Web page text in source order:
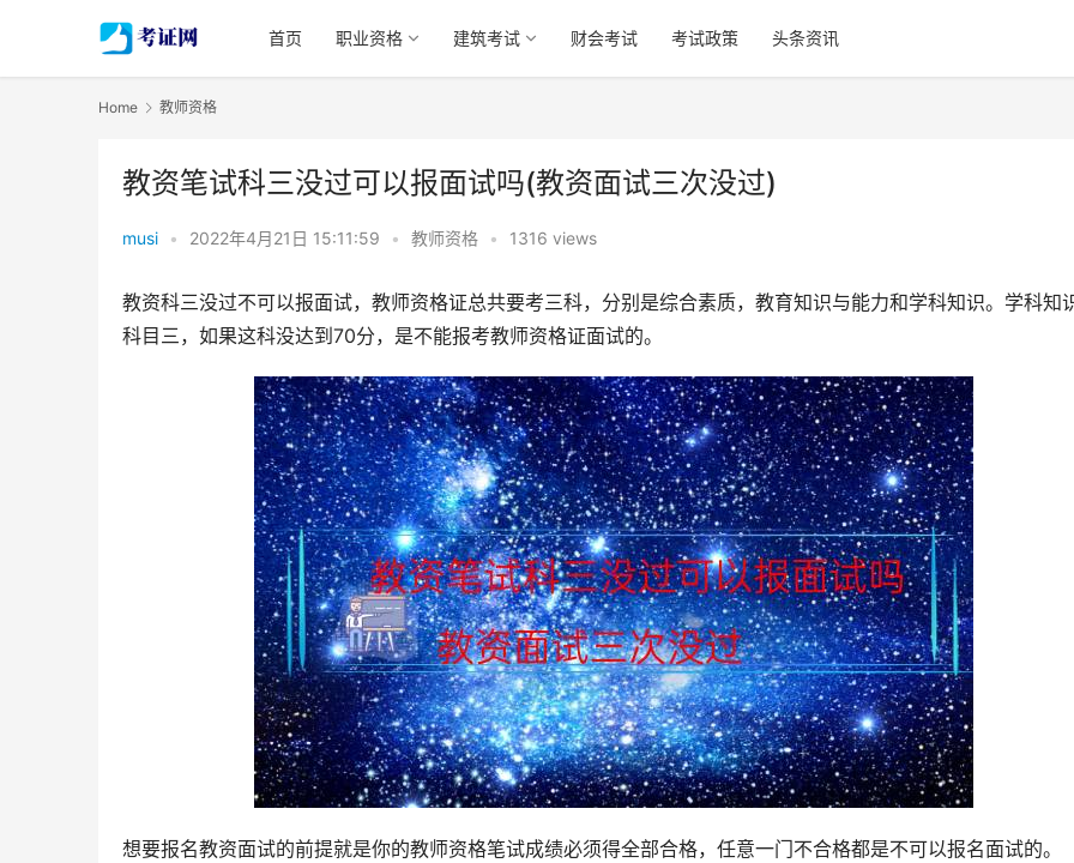
首页 职业资格 建筑考试 财会考试 考试政策 头条资讯
Home 教师资格
教资笔试科三没过可以报面试吗(教资面试三次没过)
musi • 2022年4月21日 15:11:59 • 教师资格 • 1316 views
教资科三没过不可以报面试，教师资格证总共要考三科，分别是综合素质，教育知识与能力和学科知识。学科知
科目三，如果这科没达到70分，是不能报考教师资格证面试的。
想要报名教资面试的前提就是你的教师资格笔试成绩必须得全部合格，任意一门不合格都是不可以报名面试的。